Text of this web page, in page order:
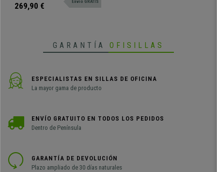
y con tapizado en EcoPiel
269,90 € Envio GRATIS
GARANTÍA OFISILLAS
ESPECIALISTAS EN SILLAS DE OFICINA
La mayor gama de producto
ENVÍO GRATUITO EN TODOS LOS PEDIDOS
Dentro de Península
GARANTÍA DE DEVOLUCIÓN
Plazo ampliado de 30 días naturales